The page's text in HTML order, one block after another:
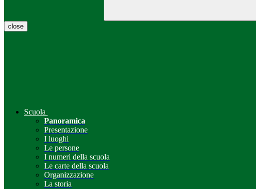
close
Scuola
Panoramica
Presentazione
I luoghi
Le persone
I numeri della scuola
Le carte della scuola
Organizzazione
La storia